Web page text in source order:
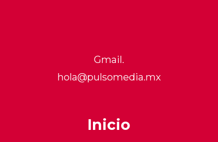
Gmail.
hola@pulsomedia.mx
Inicio